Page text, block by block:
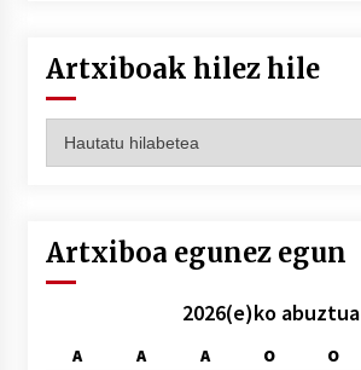
Artxiboak hilez hile
hilez
Artxiboa egunez egun
2026(e)ko abuztua
A A A O O